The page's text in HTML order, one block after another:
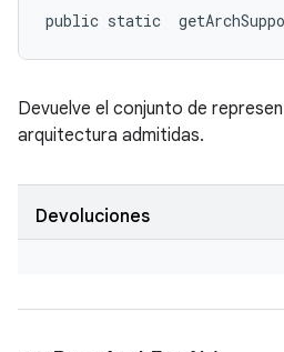
public static
Devuelve el conjunto de
arquitectura admitidas.
Devoluciones